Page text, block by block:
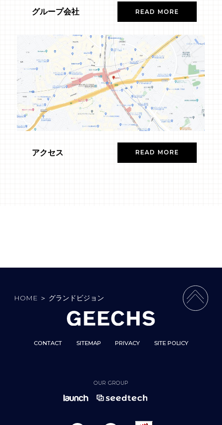
グループ会社 READ MORE
アクセス READ MORE
HOME ＞ グランドビジョン PAGE
CONTACT SITEMAP PRIVACY SITE POLICY
OUR GROUP